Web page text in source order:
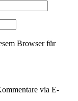
Browser für
via E-